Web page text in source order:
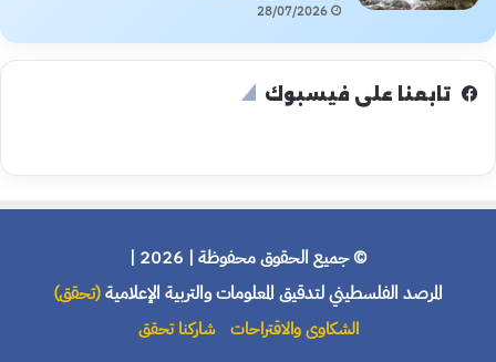
28/07/2026
تابعنا على فيسبوك
© جميع الحقوق محفوظة | 2026 |
المرصد الفلسطيني لتدقيق المعلومات والتربية الإعلامية(تحقق)
الشكاوى والاقتراحات شاركنا تحقق